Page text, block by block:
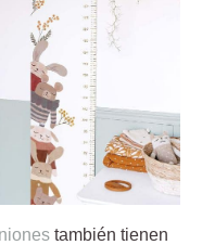
también tienen